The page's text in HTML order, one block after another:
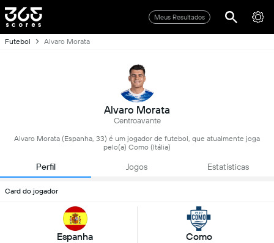
Meus Resultados
Futebol Alvaro Morata
Alvaro Morata
Centroavante
Alvaro Morata (Espanha, 33) é um jogador de futebol, que atualmente joga
pelo(a) Como (Itália)
Perfil Jogos Estatísticas
Card do jogador
Espanha Como